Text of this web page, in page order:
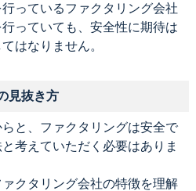
っているファクタリング会社
っていても、安全性に期待は
はなりません。
見抜き方
と、ファクタリングは安全で
考えていただく必要はありま
クタリング会社の特徴を理解